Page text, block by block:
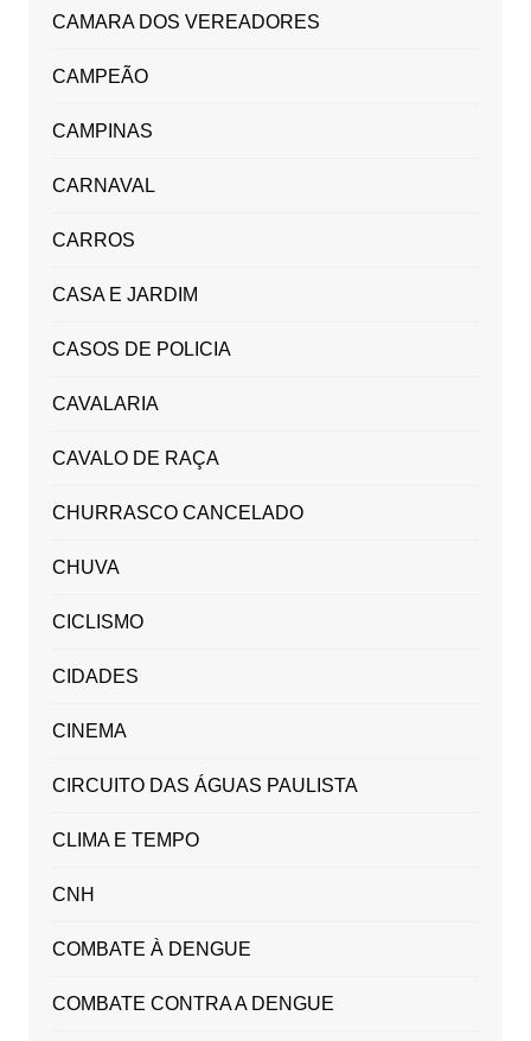
CAMARA DOS VEREADORES
CAMPEÃO
CAMPINAS
CARNAVAL
CARROS
CASA E JARDIM
CASOS DE POLICIA
CAVALARIA
CAVALO DE RAÇA
CHURRASCO CANCELADO
CHUVA
CICLISMO
CIDADES
CINEMA
CIRCUITO DAS ÁGUAS PAULISTA
CLIMA E TEMPO
CNH
COMBATE À DENGUE
COMBATE CONTRA A DENGUE